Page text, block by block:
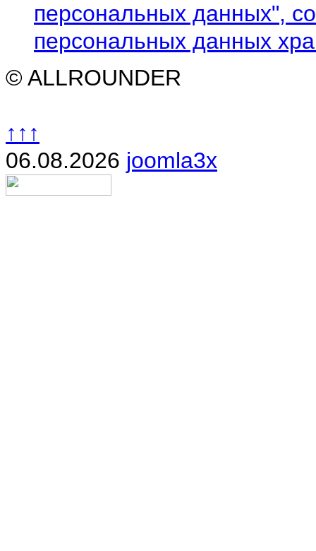
персональных данных",
персональных данных
© ALLROUNDER
↑↑↑
06.08.2026 joomla3x